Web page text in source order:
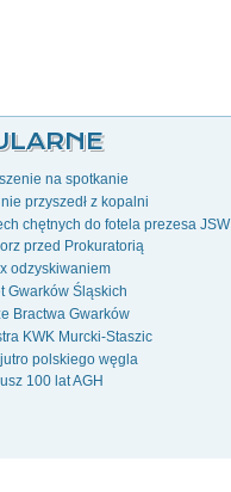
na spotkanie
przyszedł z kopalni
chętnych do fotela prezesa JSW
przed Prokuratorią
odzyskiwaniem
Gwarków Śląskich
Bractwa Gwarków
KWK Murcki-Staszic
polskiego węgla
100 lat AGH